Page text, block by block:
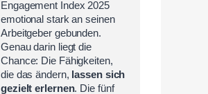
Engagement Index 2025
emotional stark an seinen
Arbeitgeber gebunden.
Genau darin liegt die
Chance: Die Fähigkeiten,
die das ändern, lassen sich
gezielt erlernen. Die fünf